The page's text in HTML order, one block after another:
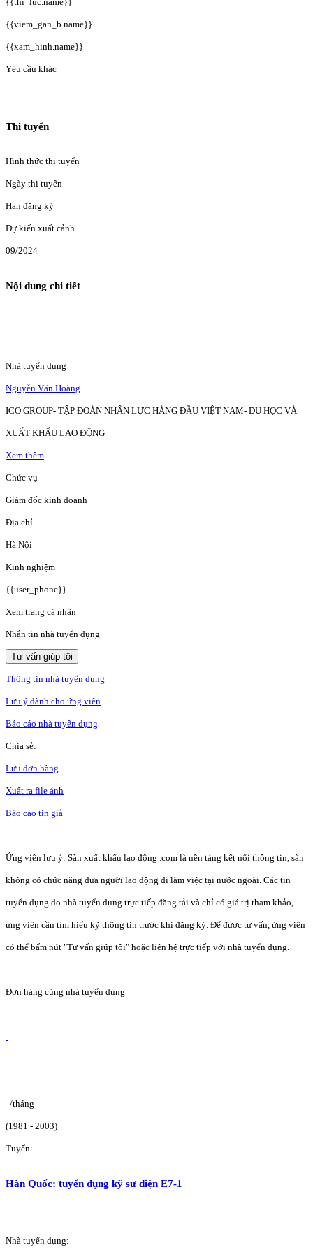
{{viem_gan_b.name}}
{{xam_hinh.name}}
Yêu cầu khác
Thi tuyển
Hình thức thi tuyển
Ngày thi tuyển
Hạn đăng ký
Dự kiến xuất cảnh
09/2024
Nội dung chi tiết
Nhà tuyển dụng
Nguyễn Văn Hoàng
ICO GROUP- TẬP ĐOÀN NHÂN LỰC HÀNG ĐẦU VIỆT NAM- DU HỌC VÀ
XUẤT KHẨU LAO ĐỘNG
Xem thêm
Chức vụ
Giám đốc kinh doanh
Địa chỉ
Hà Nội
Kinh nghiệm
{{user_phone}}
Xem trang cá nhân
Nhắn tin nhà tuyển dụng
Tư vấn giúp tôi
Thông tin nhà tuyển dụng
Lưu ý dành cho ứng viên
Báo cáo nhà tuyển dụng
Chia sẻ:
Lưu đơn hàng
Xuất ra file ảnh
Báo cáo tin giả
Ứng viên lưu ý: Sàn xuất khẩu lao động .com là nền tảng kết nối thông tin, sàn
không có chức năng đưa người lao động đi làm việc tại nước ngoài. Các tin
tuyển dụng do nhà tuyển dụng trực tiếp đăng tải và chỉ có giá trị tham khảo,
ứng viên cần tìm hiểu kỹ thông tin trước khi đăng ký. Để được tư vấn, ứng viên
có thể bấm nút "Tư vấn giúp tôi" hoặc liên hệ trực tiếp với nhà tuyển dụng.
Đơn hàng cùng nhà tuyển dụng
/tháng
(1981 - 2003)
Tuyển:
Hàn Quốc: tuyển dụng kỹ sư điện E7-1
Nhà tuyển dụng: